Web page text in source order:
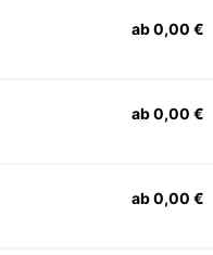
ab 0,00 €
ab 0,00 €
ab 0,00 €